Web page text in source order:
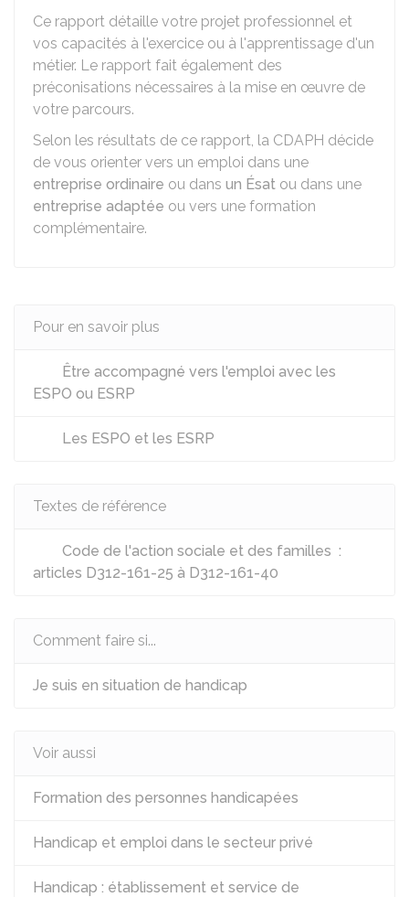
Ce rapport détaille votre projet professionnel et
vos capacités à l'exercice ou à l'apprentissage d'un
métier. Le rapport fait également des
préconisations nécessaires à la mise en œuvre de
votre parcours.
Selon les résultats de ce rapport, la CDAPH décide
de vous orienter vers un emploi dans une
entreprise ordinaire ou dans un Ésat ou dans une
entreprise adaptée ou vers une formation
complémentaire.
Pour en savoir plus
Être accompagné vers l'emploi avec les
ESPO ou ESRP
Les ESPO et les ESRP
Textes de référence
Code de l'action sociale et des familles :
articles D312-161-25 à D312-161-40
Comment faire si...
Je suis en situation de handicap
Voir aussi
Formation des personnes handicapées
Handicap et emploi dans le secteur privé
Handicap : établissement et service de